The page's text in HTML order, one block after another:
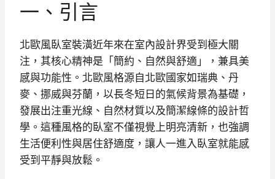
一、引言
北歐風臥室裝潢近年來在室內設計界受到極大關
注，其核心精神是「簡約、自然與舒適」，兼具美
感與功能性。北歐風格源自北歐國家如瑞典、丹
麥、挪威與芬蘭，以長冬短日的氣候背景為基礎，
發展出注重光線、自然材質以及簡潔線條的設計哲
學。這種風格的臥室不僅視覺上明亮清新，也強調
生活便利性與居住舒適度，讓人一進入臥室就能感
受到平靜與放鬆。